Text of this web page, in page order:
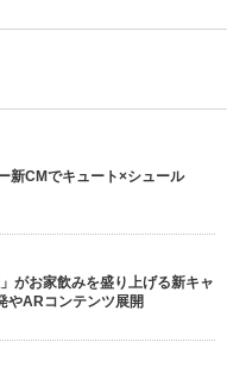
新CMでキュート×シュール
がお家飲みを盛り上げる新キャ
ARコンテンツ展開